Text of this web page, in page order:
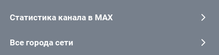
Статистика канала в MAX
Все города сети